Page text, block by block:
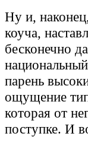
Ну и,
коуча,
бесконечно
парень
ощущение
которая от
поступке. И